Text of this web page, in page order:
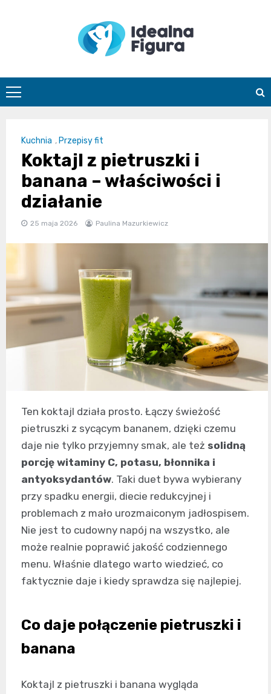
Kuchnia , Przepisy fit
Koktajl z pietruszki i
banana – właściwości i
działanie
25 maja 2026 Paulina Mazurkiewicz
Ten koktajl działa prosto. Łączy świeżość
pietruszki z sycącym bananem, dzięki czemu
daje nie tylko przyjemny smak, ale też solidną
porcję witaminy C, potasu, błonnika i
antyoksydantów. Taki duet bywa wybierany
przy spadku energii, diecie redukcyjnej i
problemach z mało urozmaiconym jadłospisem.
Nie jest to cudowny napój na wszystko, ale
może realnie poprawić jakość codziennego
menu. Właśnie dlatego warto wiedzieć, co
faktycznie daje i kiedy sprawdza się najlepiej.
Co daje połączenie pietruszki i
banana
Koktajl z pietruszki i banana wygląda